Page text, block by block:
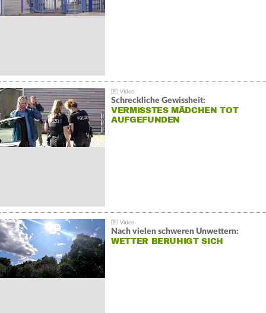
Schreckliche Gewissheit:
VERMISSTES MÄDCHEN TOT
AUFGEFUNDEN
Nach vielen schweren Unwettern:
WETTER BERUHIGT SICH